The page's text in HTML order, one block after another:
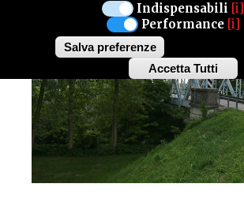
Indispensabili [i]
Performance [i]
Salva preferenze
Accetta Tutti